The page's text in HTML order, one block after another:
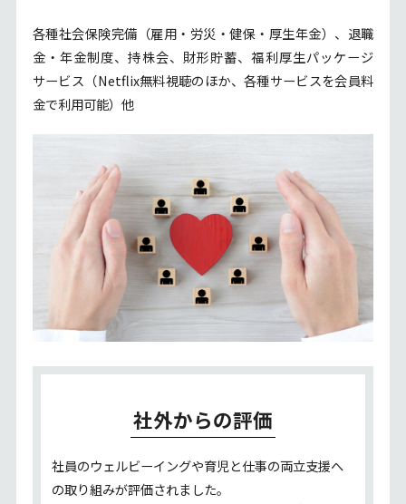
各種社会保険完備（雇用・労災・健保・厚生年金）、退職
金・年金制度、持株会、財形貯蓄、福利厚生パッケージ
サービス（Netflix無料視聴のほか、各種サービスを会員料
金で利用可能）他
社外からの評価
社員のウェルビーイングや育児と仕事の両立支援へ
の取り組みが評価されました。